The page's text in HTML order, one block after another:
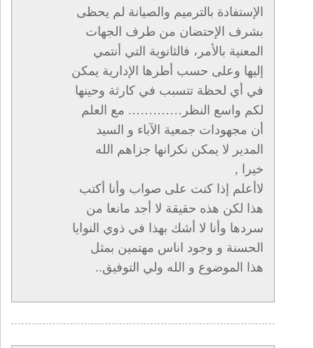
الإستفادة بالترميم والصيانة لم يحظى
بشرف الإحتضان من طرف الجهات
المعنية بالأمر، فالثانوية التي أنتمي
إليها وعلى حسب أطرها الإدارية يمكن
في أي لحظة تتسبب في كارثة وحينها
لكم واسع النظر…………. مع العلم
أن مجهودات جمعية الآباء و السيد
المدير لا يمكن نكرانها جزاهم الله
خيرا ,
لاأعلم إذا كنت على صواب وأنا أكتب
هذا لكن هذه حقيقة لا أجد مانعا من
سردها وأنا لا أشك بهذا في ذوي النوايا
الحسنة و وجود اناس مهتمين بمثل
هذا الموضوع و الله ولي التوفيق..